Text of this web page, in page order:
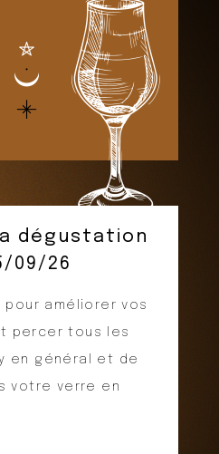
dégustation
09/26
améliorer vos
percer tous les
en général et de
votre verre en